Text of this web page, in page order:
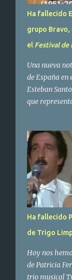
Ha fallecido
grupo Bravo,
el Festival de
Una nueva
de España en
Esteban
que
su
formación
dado a
de las redes
1951, durante
carrera de
estudiante de
comenzando
guitarra y
esto cambió
Saizar, que
Ha fallecido
de Trigo
Hoy nos
de Patricia
trio musical